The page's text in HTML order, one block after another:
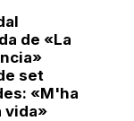
de «La
set
«M'ha
vida»